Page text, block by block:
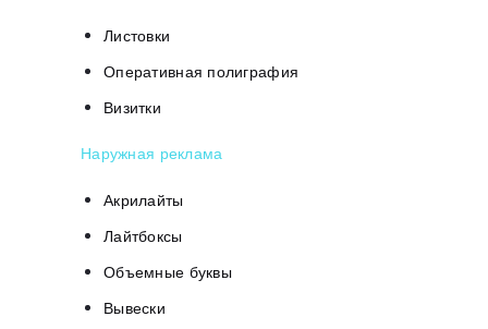
Листовки
Оперативная полиграфия
Визитки
Наружная реклама
Акрилайты
Лайтбоксы
Объемные буквы
Вывески